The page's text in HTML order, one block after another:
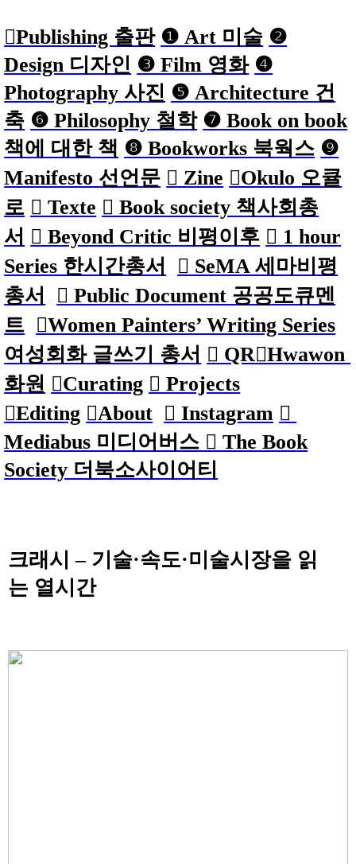
︎︎︎Publishing 출판 ❶ Art 미술 ❷
Design 디자인 ❸ Film 영화 ❹
Photography 사진 ❺ Architecture 건
축 ❻ Philosophy 철학 ❼ Book on book
책에 대한 책 ❽ Bookworks 북웍스 ❾
Manifesto 선언문 ︎ Zine ︎Okulo 오큘
로 ︎ Texte ︎ Book society 책사회총
서 ︎ Beyond Critic 비평이후 ︎ 1 hour
Series 한시간총서
︎ SeMA 세마비평
총서
︎ Public Document 공공도큐멘
트 ︎Women Painters’ Writing Series
여성회화 글쓰기 총서 ︎ QR︎Hwawon
화원 ︎︎︎Curating ︎︎︎ Projects
︎︎︎Editing ︎︎︎About ︎ Instagram ︎
Mediabus 미디어버스 ︎ The Book
Society 더북소사이어티
크래시 – 기술·속도·미술시장을 읽
는 열시간